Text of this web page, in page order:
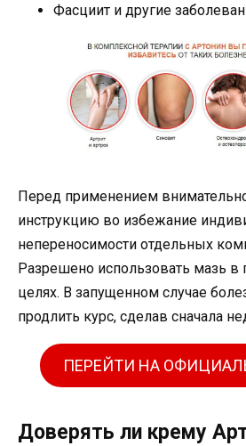
Фасциит и другие
Перед применением
инструкцию во избежание
непереносимости отдельных
Разрешено использовать мазь в
целях. В запущенном случае
продлить курс, сделав сначала
ПЕРЕЙТИ НА
Доверять ли крему